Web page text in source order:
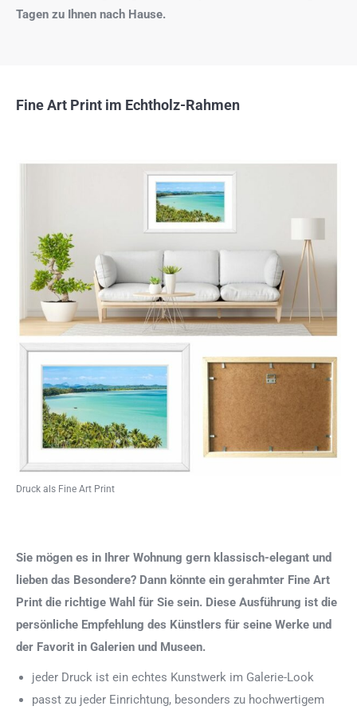
Tagen zu Ihnen nach Hause.
Fine Art Print im Echtholz-Rahmen
Druck als Fine Art Print
Sie mögen es in Ihrer Wohnung gern klassisch-elegant und
lieben das Besondere? Dann könnte ein gerahmter Fine Art
Print die richtige Wahl für Sie sein. Diese Ausführung ist die
persönliche Empfehlung des Künstlers für seine Werke und
der Favorit in Galerien und Museen.
jeder Druck ist ein echtes Kunstwerk im Galerie-Look
passt zu jeder Einrichtung, besonders zu hochwertigem